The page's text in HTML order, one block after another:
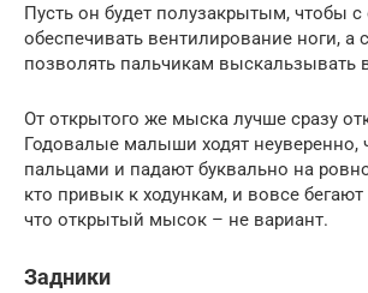
Пусть он будет полузакрытым, чтобы
обеспечивать вентилирование ноги, а
позволять пальчикам выскальзывать
От открытого же мыска лучше сразу
Годовалые малыши ходят неуверенно,
пальцами и падают буквально на
кто привык к ходункам, и вовсе бегают
что открытый мысок – не вариант.
Задники